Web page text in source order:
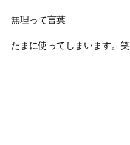
無理って言葉
たまに使ってしまいます。笑